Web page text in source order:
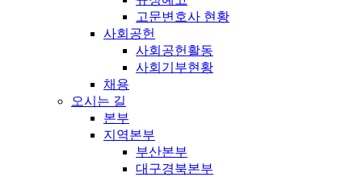
고문변호사 현황
사회공헌
사회공헌활동
사회기부현황
채용
오시는 길
본부
지역본부
부산본부
대구경북본부